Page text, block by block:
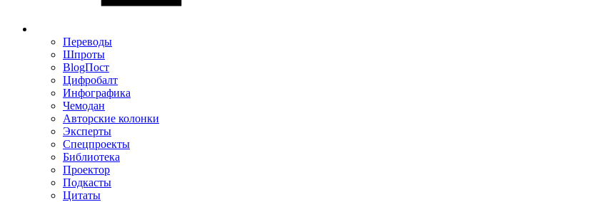
Переводы
Шпроты
BlogПост
Цифробалт
Инфографика
Чемодан
Авторские колонки
Эксперты
Спецпроекты
Библиотека
Проектор
Подкасты
Цитаты